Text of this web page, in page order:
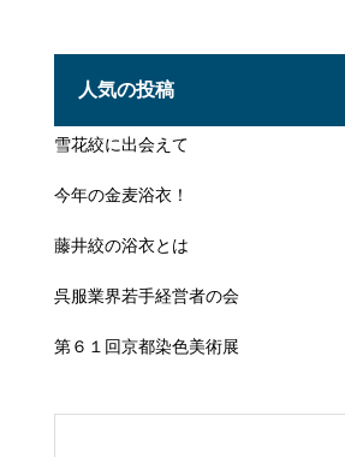
人気の投稿
雪花絞に出会えて
今年の金麦浴衣！
藤井絞の浴衣とは
呉服業界若手経営者の会
第６１回京都染色美術展